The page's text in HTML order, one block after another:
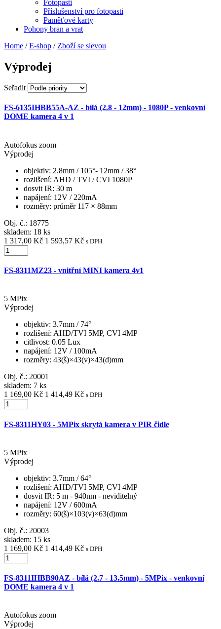
Fotopasti
Příslušenství pro fotopasti
Paměťové karty
Pohony bran a vrat
Home / E-shop / Zboží se slevou
Výprodej
Seřadit
FS-6135IHBB55A-AZ - bílá (2.8 - 12mm) - 1080P - venkovní
DOME kamera 4 v 1
Autofokus zoom
Výprodej
objektiv: 2.8mm / 105°- 12mm / 38°
rozlišení: AHD / TVI / CVI 1080P
dosvit IR: 30 m
napájení: 12V / 220mA
rozměry: průměr 117 × 88mm
Obj. č.: 18775
skladem: 18 ks
1 317,00 Kč 1 593,57 Kč s DPH
FS-8311MZ23 - vnitřní MINI kamera 4v1
5 MPix
Výprodej
objektiv: 3.7mm / 74°
rozlišení: AHD/TVI 5MP, CVI 4MP
citlivost: 0.05 Lux
napájení: 12V / 100mA
rozměry: 43(š)×43(v)×43(d)mm
Obj. č.: 20001
skladem: 7 ks
1 169,00 Kč 1 414,49 Kč s DPH
FS-8311HY03 - 5MPix skrytá kamera v PIR čidle
5 MPix
Výprodej
objektiv: 3.7mm / 64°
rozlišení: AHD/TVI 5MP, CVI 4MP
dosvit IR: 5 m - 940nm - neviditelný
napájení: 12V / 600mA
rozměry: 60(š)×103(v)×63(d)mm
Obj. č.: 20003
skladem: 15 ks
1 169,00 Kč 1 414,49 Kč s DPH
FS-8311IHBB90AZ - bílá (2.7 - 13.5mm) - 5MPix - venkovní
DOME kamera 4 v 1
Autofokus zoom
Výprodej